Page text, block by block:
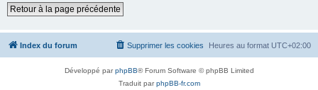
Retour à la page précédente
Index du forum Heures au format UTC+02:00
Supprimer les cookies
Développé parphpBB® Forum Software © phpBB Limited
Traduit parphpBB-fr.com